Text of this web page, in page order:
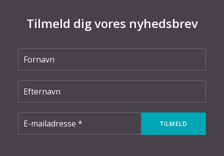
Tilmeld dig vores nyhedsbrev